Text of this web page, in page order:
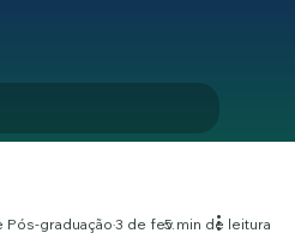
graduação3 de fev.5 min de leitura